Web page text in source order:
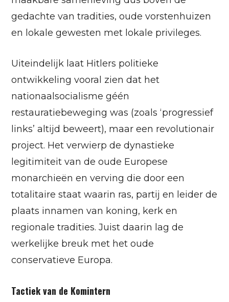
gedachte van tradities, oude vorstenhuizen
en lokale gewesten met lokale privileges.
Uiteindelijk laat Hitlers politieke
ontwikkeling vooral zien dat het
nationaalsocialisme géén
restauratiebeweging was (zoals ‘progressief
links’ altijd beweert), maar een revolutionair
project. Het verwierp de dynastieke
legitimiteit van de oude Europese
monarchieën en verving die door een
totalitaire staat waarin ras, partij en leider de
plaats innamen van koning, kerk en
regionale tradities. Juist daarin lag de
werkelijke breuk met het oude
conservatieve Europa.
Tactiek van de Komintern